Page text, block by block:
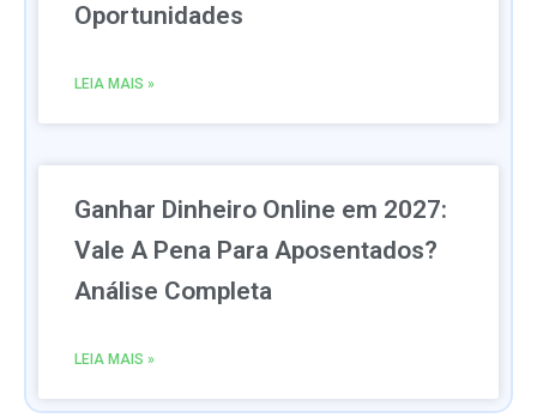
Oportunidades
LEIA MAIS »
Ganhar Dinheiro Online em 2027:
Vale A Pena Para Aposentados?
Análise Completa
LEIA MAIS »